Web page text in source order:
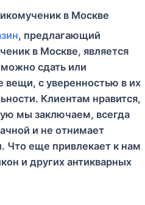
, предлагающий
в Москве, является
сдать или
вещи, с уверенностью в их
Клиентам нравится,
мы заключаем, всегда
и не отнимает
Что еще привлекает к нам
и других антикварных